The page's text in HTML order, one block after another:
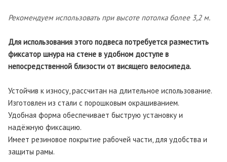
Рекомендуем использовать при высоте потолка более 3,2 м.
Для использования этого подвеса потребуется разместить
фиксатор шнура на стене в удобном доступе в
непосредственной близости от висящего велосипеда.
Устойчив к износу, рассчитан на длительное использование.
Изготовлен из стали с порошковым окрашиванием.
Удобная форма обеспечивает быструю установку и
надёжную фиксацию.
Имеет резиновое покрытие рабочей части, для удобства и
защиты рамы.